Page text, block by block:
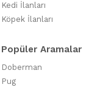
Kedi İlanları
Köpek İlanları
Popüler Aramalar
Doberman
Pug